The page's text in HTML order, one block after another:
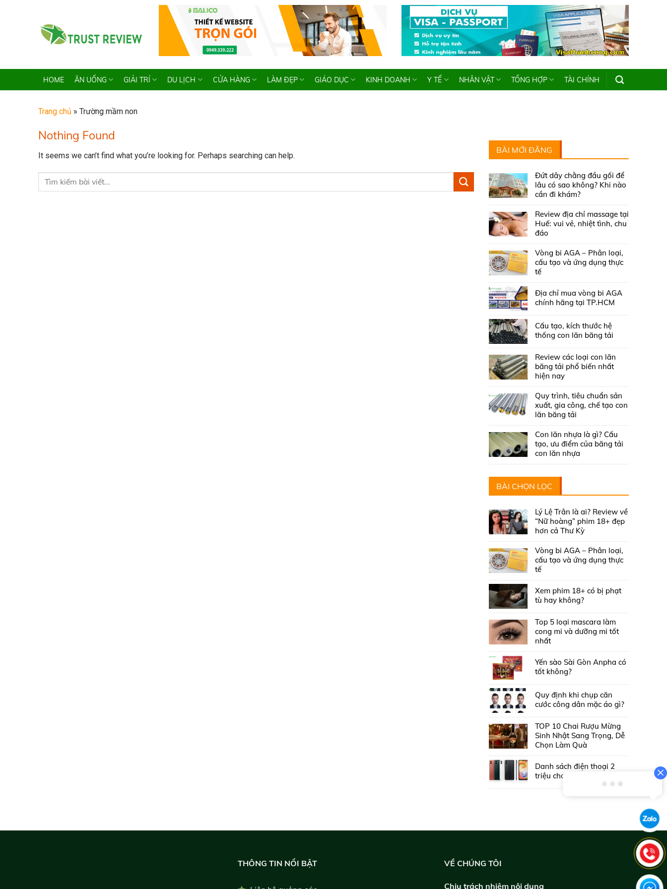
HOME ĂN UỐNG GIẢI TRÍ DU LỊCH CỬA HÀNG LÀM ĐẸP GIÁO DỤC KINH DOANH Y TẾ NHÂN VẬT TỔNG HỢP TÀI CHÍNH
Trang chủ » Trường mầm non
Nothing Found
It seems we can’t find what you’re looking for. Perhaps searching can help.
BÀI MỚI ĐĂNG
Đứt dây chằng đầu gối để
lâu có sao không? Khi nào
cần đi khám?
Review địa chỉ massage tại
Huế: vui vẻ, nhiệt tình, chu
đáo
Vòng bi AGA – Phân loại,
cấu tạo và ứng dụng thực
tế
Địa chỉ mua vòng bi AGA
chính hãng tại TP.HCM
Cấu tạo, kích thước hệ
thống con lăn băng tải
Review các loại con lăn
băng tải phổ biến nhất
hiện nay
Quy trình, tiêu chuẩn sản
xuất, gia công, chế tạo con
lăn băng tải
Con lăn nhựa là gì? Cấu
tạo, ưu điểm của băng tải
con lăn nhựa
BÀI CHỌN LỌC
Lý Lệ Trân là ai? Review về
“Nữ hoàng” phim 18+ đẹp
hơn cả Thư Kỳ
Vòng bi AGA – Phân loại,
cấu tạo và ứng dụng thực
tế
Xem phim 18+ có bị phạt
tù hay không?
Top 5 loại mascara làm
cong mi và dưỡng mi tốt
nhất
Yến sào Sài Gòn Anpha có
tốt không?
Quy định khi chụp căn
cước công dân mặc áo gì?
TOP 10 Chai Rượu Mừng
Sinh Nhật Sang Trọng, Dễ
Chọn Làm Quà
Danh sách điện thoại 2
triệu chơi game tốt
THÔNG TIN NỔI BẬT VỀ CHÚNG TÔI
Chịu trách nhiệm nội dung